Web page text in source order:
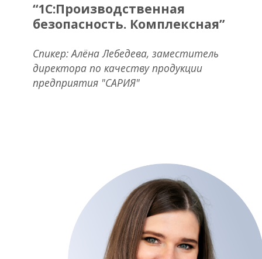
“1С:Производственная
безопасность. Комплексная”
Спикер: Алёна Лебедева, заместитель
директора по качеству продукции
предприятия "САРИЯ"